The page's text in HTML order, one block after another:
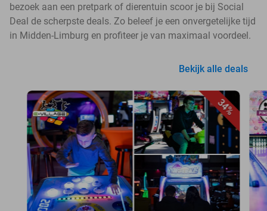
bezoek aan een pretpark of dierentuin scoor je bij Social
Deal de scherpste deals. Zo beleef je een onvergetelijke tijd
in Midden-Limburg en profiteer je van maximaal voordeel.
Bekijk alle deals
34%